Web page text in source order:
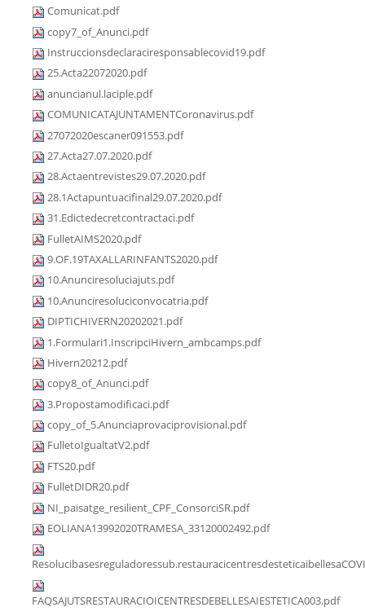
Comunicat.pdf
copy7_of_Anunci.pdf
Instruccionsdeclaraciresponsablecovid19.pdf
25.Acta22072020.pdf
anuncianul.laciple.pdf
COMUNICATAJUNTAMENTCoronavirus.pdf
27072020escaner091553.pdf
27.Acta27.07.2020.pdf
28.Actaentrevistes29.07.2020.pdf
28.1Actapuntuacifinal29.07.2020.pdf
31.Edictedecretcontractaci.pdf
FulletAIMS2020.pdf
9.OF.19TAXALLARINFANTS2020.pdf
10.Anunciresoluciajuts.pdf
10.Anunciresoluciconvocatria.pdf
DIPTICHIVERN20202021.pdf
1.Formulari1.InscripciHivern_ambcamps.pdf
Hivern20212.pdf
copy8_of_Anunci.pdf
3.Propostamodificaci.pdf
copy_of_5.Anunciaprovaciprovisional.pdf
FulletoIgualtatV2.pdf
FTS20.pdf
FulletDIDR20.pdf
NI_paisatge_resilient_CPF_ConsorciSR.pdf
EOLIANA13992020TRAMESA_33120002492.pdf
FAQSAJUTSRESTAURACIOICENTRESDEBELLESAIESTETICA003.pdf